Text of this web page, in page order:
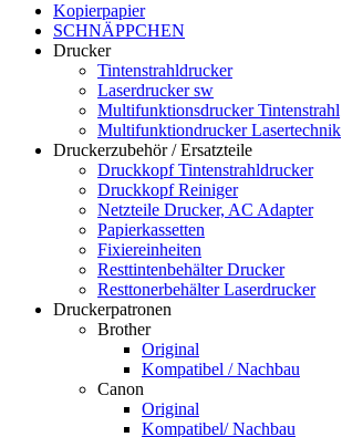
Kopierpapier
SCHNÄPPCHEN
Drucker
Tintenstrahldrucker
Laserdrucker sw
Multifunktionsdrucker Tintenstrahl
Multifunktiondrucker Lasertechnik
Druckerzubehör / Ersatzteile
Druckkopf Tintenstrahldrucker
Druckkopf Reiniger
Netzteile Drucker, AC Adapter
Papierkassetten
Fixiereinheiten
Resttintenbehälter Drucker
Resttonerbehälter Laserdrucker
Druckerpatronen
Brother
Original
Kompatibel / Nachbau
Canon
Original
Kompatibel/ Nachbau